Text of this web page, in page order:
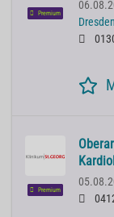
Premium
Dresden
Premium